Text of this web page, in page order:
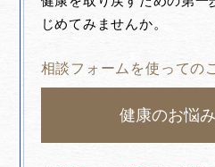
じめてみませんか。
相談フォームを使っての
健康のお悩